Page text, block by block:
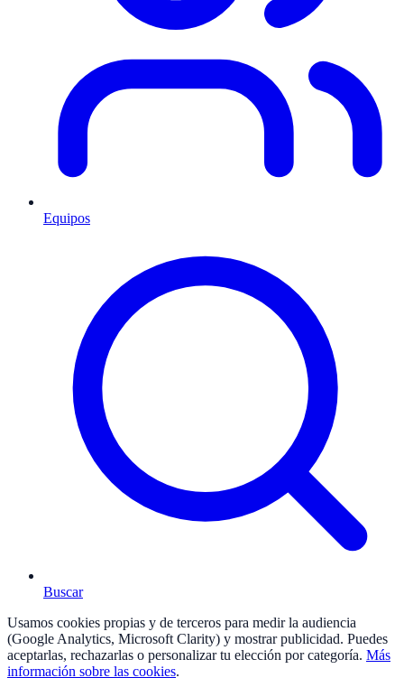
Equipos
Buscar
Usamos cookies propias y de terceros para medir la audiencia
(Google Analytics, Microsoft Clarity) y mostrar publicidad. Puedes
aceptarlas, rechazarlas o personalizar tu elección por categoría. Más
información sobre las cookies.